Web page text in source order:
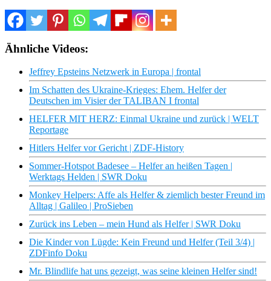
Ähnliche Videos:
Jeffrey Epsteins Netzwerk in Europa | frontal
Im Schatten des Ukraine-Krieges: Ehem. Helfer der
Deutschen im Visier der TALIBAN I frontal
HELFER MIT HERZ: Einmal Ukraine und zurück | WELT
Reportage
Hitlers Helfer vor Gericht | ZDF-History
Sommer-Hotspot Badesee – Helfer an heißen Tagen |
Werktags Helden | SWR Doku
Monkey Helpers: Affe als Helfer & ziemlich bester Freund im
Alltag | Galileo | ProSieben
Zurück ins Leben – mein Hund als Helfer | SWR Doku
Die Kinder von Lügde: Kein Freund und Helfer (Teil 3/4) |
ZDFinfo Doku
Mr. Blindlife hat uns gezeigt, was seine kleinen Helfer sind!